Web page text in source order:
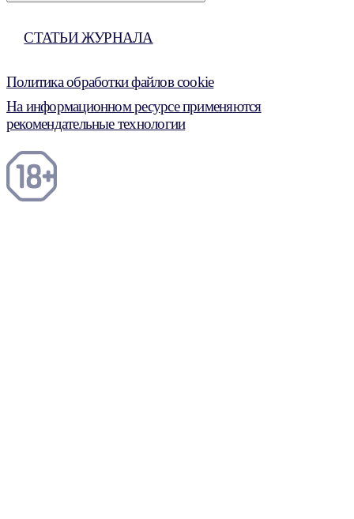
СТАТЬИ ЖУРНАЛА
Политика обработки файлов cookie
На информационном ресурсе применяются
рекомендательные технологии